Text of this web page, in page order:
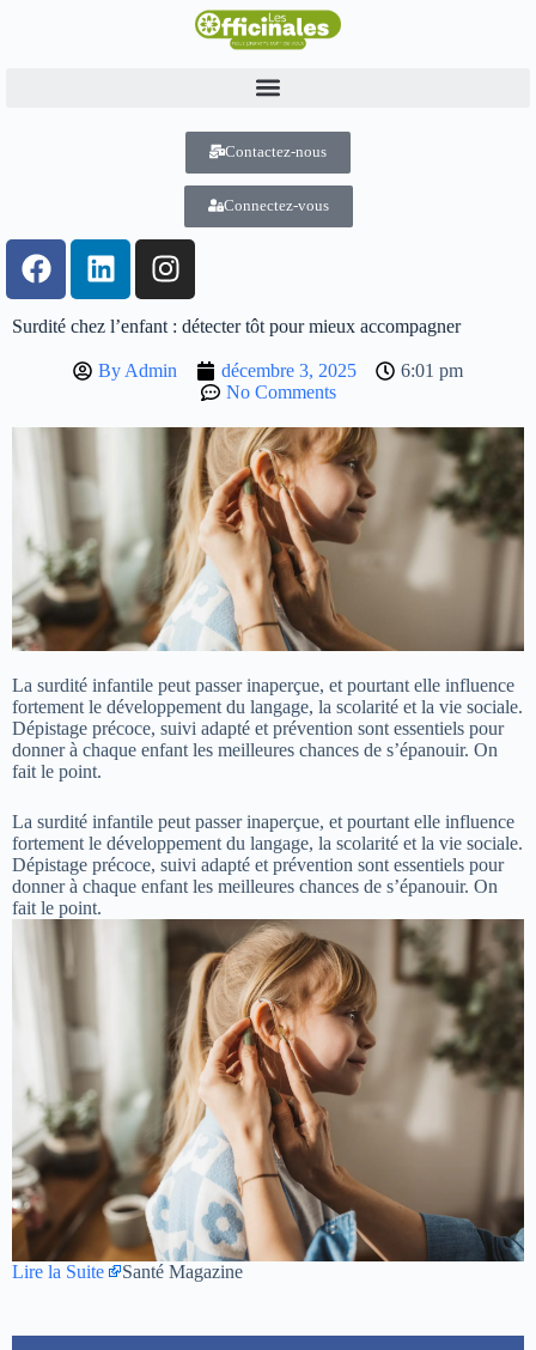
Contactez-nous
Connectez-vous
Surdité chez l’enfant : détecter tôt pour mieux accompagner
By Admin décembre 3, 2025
6:01 pm
No Comments
La surdité infantile peut passer inaperçue, et pourtant elle influence
fortement le développement du langage, la scolarité et la vie sociale.
Dépistage précoce, suivi adapté et prévention sont essentiels pour
donner à chaque enfant les meilleures chances de s’épanouir. On
fait le point.
La surdité infantile peut passer inaperçue, et pourtant elle influence
fortement le développement du langage, la scolarité et la vie sociale.
Dépistage précoce, suivi adapté et prévention sont essentiels pour
donner à chaque enfant les meilleures chances de s’épanouir. On
fait le point.
Lire la Suite Santé Magazine